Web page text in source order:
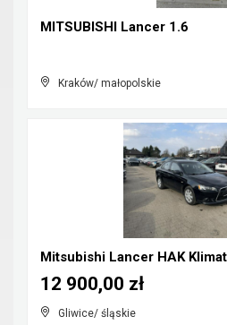
MITSUBISHI Lancer 1.6
Kraków/ małopolskie
Mitsubishi Lancer HAK
Gliwice/ śląskie
12 900,00 zł